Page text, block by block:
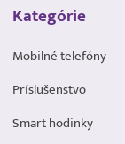
Kategórie
Mobilné telefóny
Príslušenstvo
Smart hodinky